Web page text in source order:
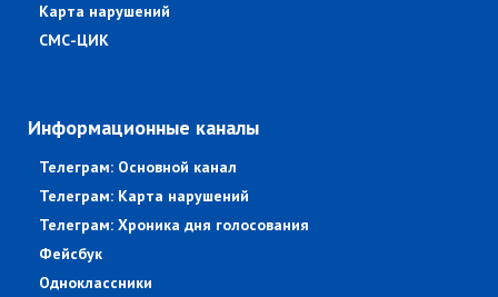
Карта нарушений
СМС-ЦИК
Информационные каналы
Телеграм: Основной канал
Телеграм: Карта нарушений
Телеграм: Хроника дня голосования
Фейсбук
Одноклассники